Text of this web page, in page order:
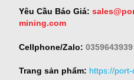
Yêu Cầu Báo Giá:
mining.com
Cellphone/Zalo: 0359643939
Trang sản phẩm: https://